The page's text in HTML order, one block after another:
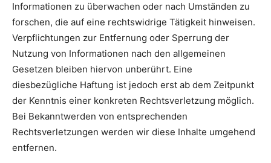
Informationen zu überwachen oder nach Umständen zu
forschen, die auf eine rechtswidrige Tätigkeit hinweisen.
Verpflichtungen zur Entfernung oder Sperrung der
Nutzung von Informationen nach den allgemeinen
Gesetzen bleiben hiervon unberührt. Eine
diesbezügliche Haftung ist jedoch erst ab dem Zeitpunkt
der Kenntnis einer konkreten Rechtsverletzung möglich.
Bei Bekanntwerden von entsprechenden
Rechtsverletzungen werden wir diese Inhalte umgehend
entfernen.